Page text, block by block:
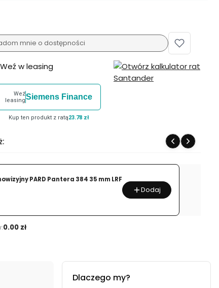
mnie o dostępności
Weź w leasing
Weź
leasingSiemens Finance
Kup ten produkt z ratą23.78 zł
PARD Pantera 384 35 mm LRF
Dodaj
0.00 zł
Dlaczego my?